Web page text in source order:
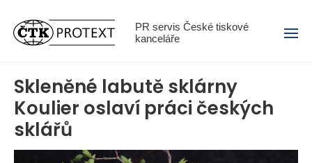
PR servis České tiskové
kanceláře
Menu
Skleněné labutě sklárny
Koulier oslaví práci českých
sklářů